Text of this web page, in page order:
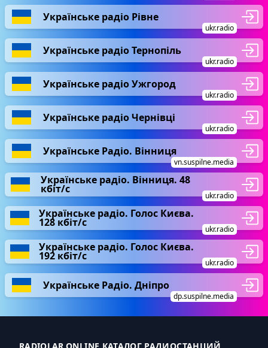
Українське радіо Рівне
ukr.radio
Українське радіо Тернопіль
ukr.radio
Українське радіо Ужгород
ukr.radio
Українське радіо Чернівці
ukr.radio
Українське Радіо. Вінниця
vn.suspilne.media
Українське радіо. Вінниця. 48
кбіт/с
ukr.radio
Українське радіо. Голос Києва.
128 кбіт/с
ukr.radio
Українське радіо. Голос Києва.
192 кбіт/с
ukr.radio
Українське Радіо. Дніпро
dp.suspilne.media